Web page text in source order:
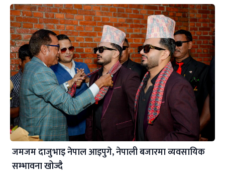
जमजम दाजुभाइ नेपाल आइपुगे, नेपाली बजारमा व्यवसायिक
सम्भावना खोज्दै